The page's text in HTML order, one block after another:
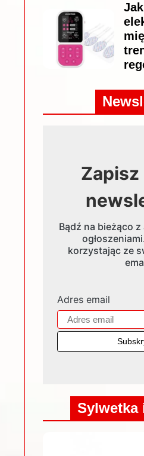
Jak
Zapisz
Bądź na bieżąco
korzystając ze
Adres email
Sylwetka